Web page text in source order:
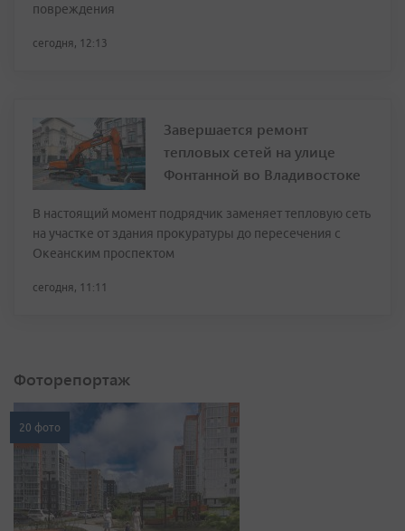
повреждения
сегодня, 12:13
Завершается ремонт
тепловых сетей на улице
Фонтанной во Владивостоке
В настоящий момент подрядчик заменяет тепловую сеть
на участке от здания прокуратуры до пересечения с
Океанским проспектом
сегодня, 11:11
Фоторепортаж
20 фото